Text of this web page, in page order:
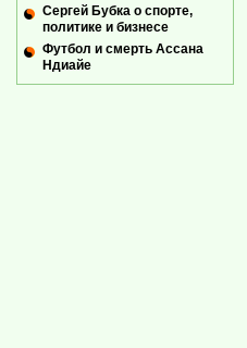
Сергей Бубка о спорте,
политике и бизнесе
Футбол и смерть Ассана
Ндиайе